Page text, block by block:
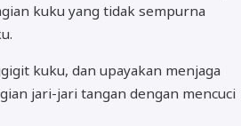
kuku yang tidak sempurna
kuku, dan upayakan menjaga
jari-jari tangan dengan mencuci